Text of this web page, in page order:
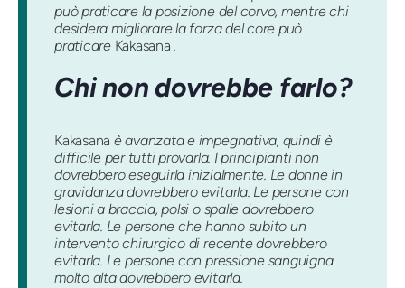
può praticare la posizione del corvo, mentre chi
desidera migliorare la forza del core può
praticare Kakasana
Chi non dovrebbe farlo?
Kakasana è avanzata e impegnativa, quindi è
difficile per tutti provarla. I principianti non
dovrebbero eseguirla inizialmente. Le donne in
gravidanza dovrebbero evitarla. Le persone con
lesioni a braccia, polsi o spalle dovrebbero
evitarla. Le persone che hanno subito un
intervento chirurgico di recente dovrebbero
evitarla. Le persone con pressione sanguigna
molto alta dovrebbero evitarla.